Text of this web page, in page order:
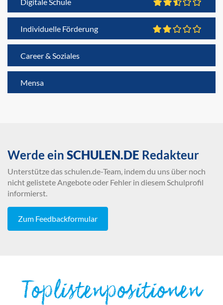
Individuelle Förderung
Career & Soziales
Mensa
Werde ein SCHULEN.DE Redakteur
Unterstütze das schulen.de-Team, indem du uns über noch
nicht gelistete Angebote oder Fehler in diesem Schulprofil
informierst.
Zum Feedbackformular
Toplistenpositionen